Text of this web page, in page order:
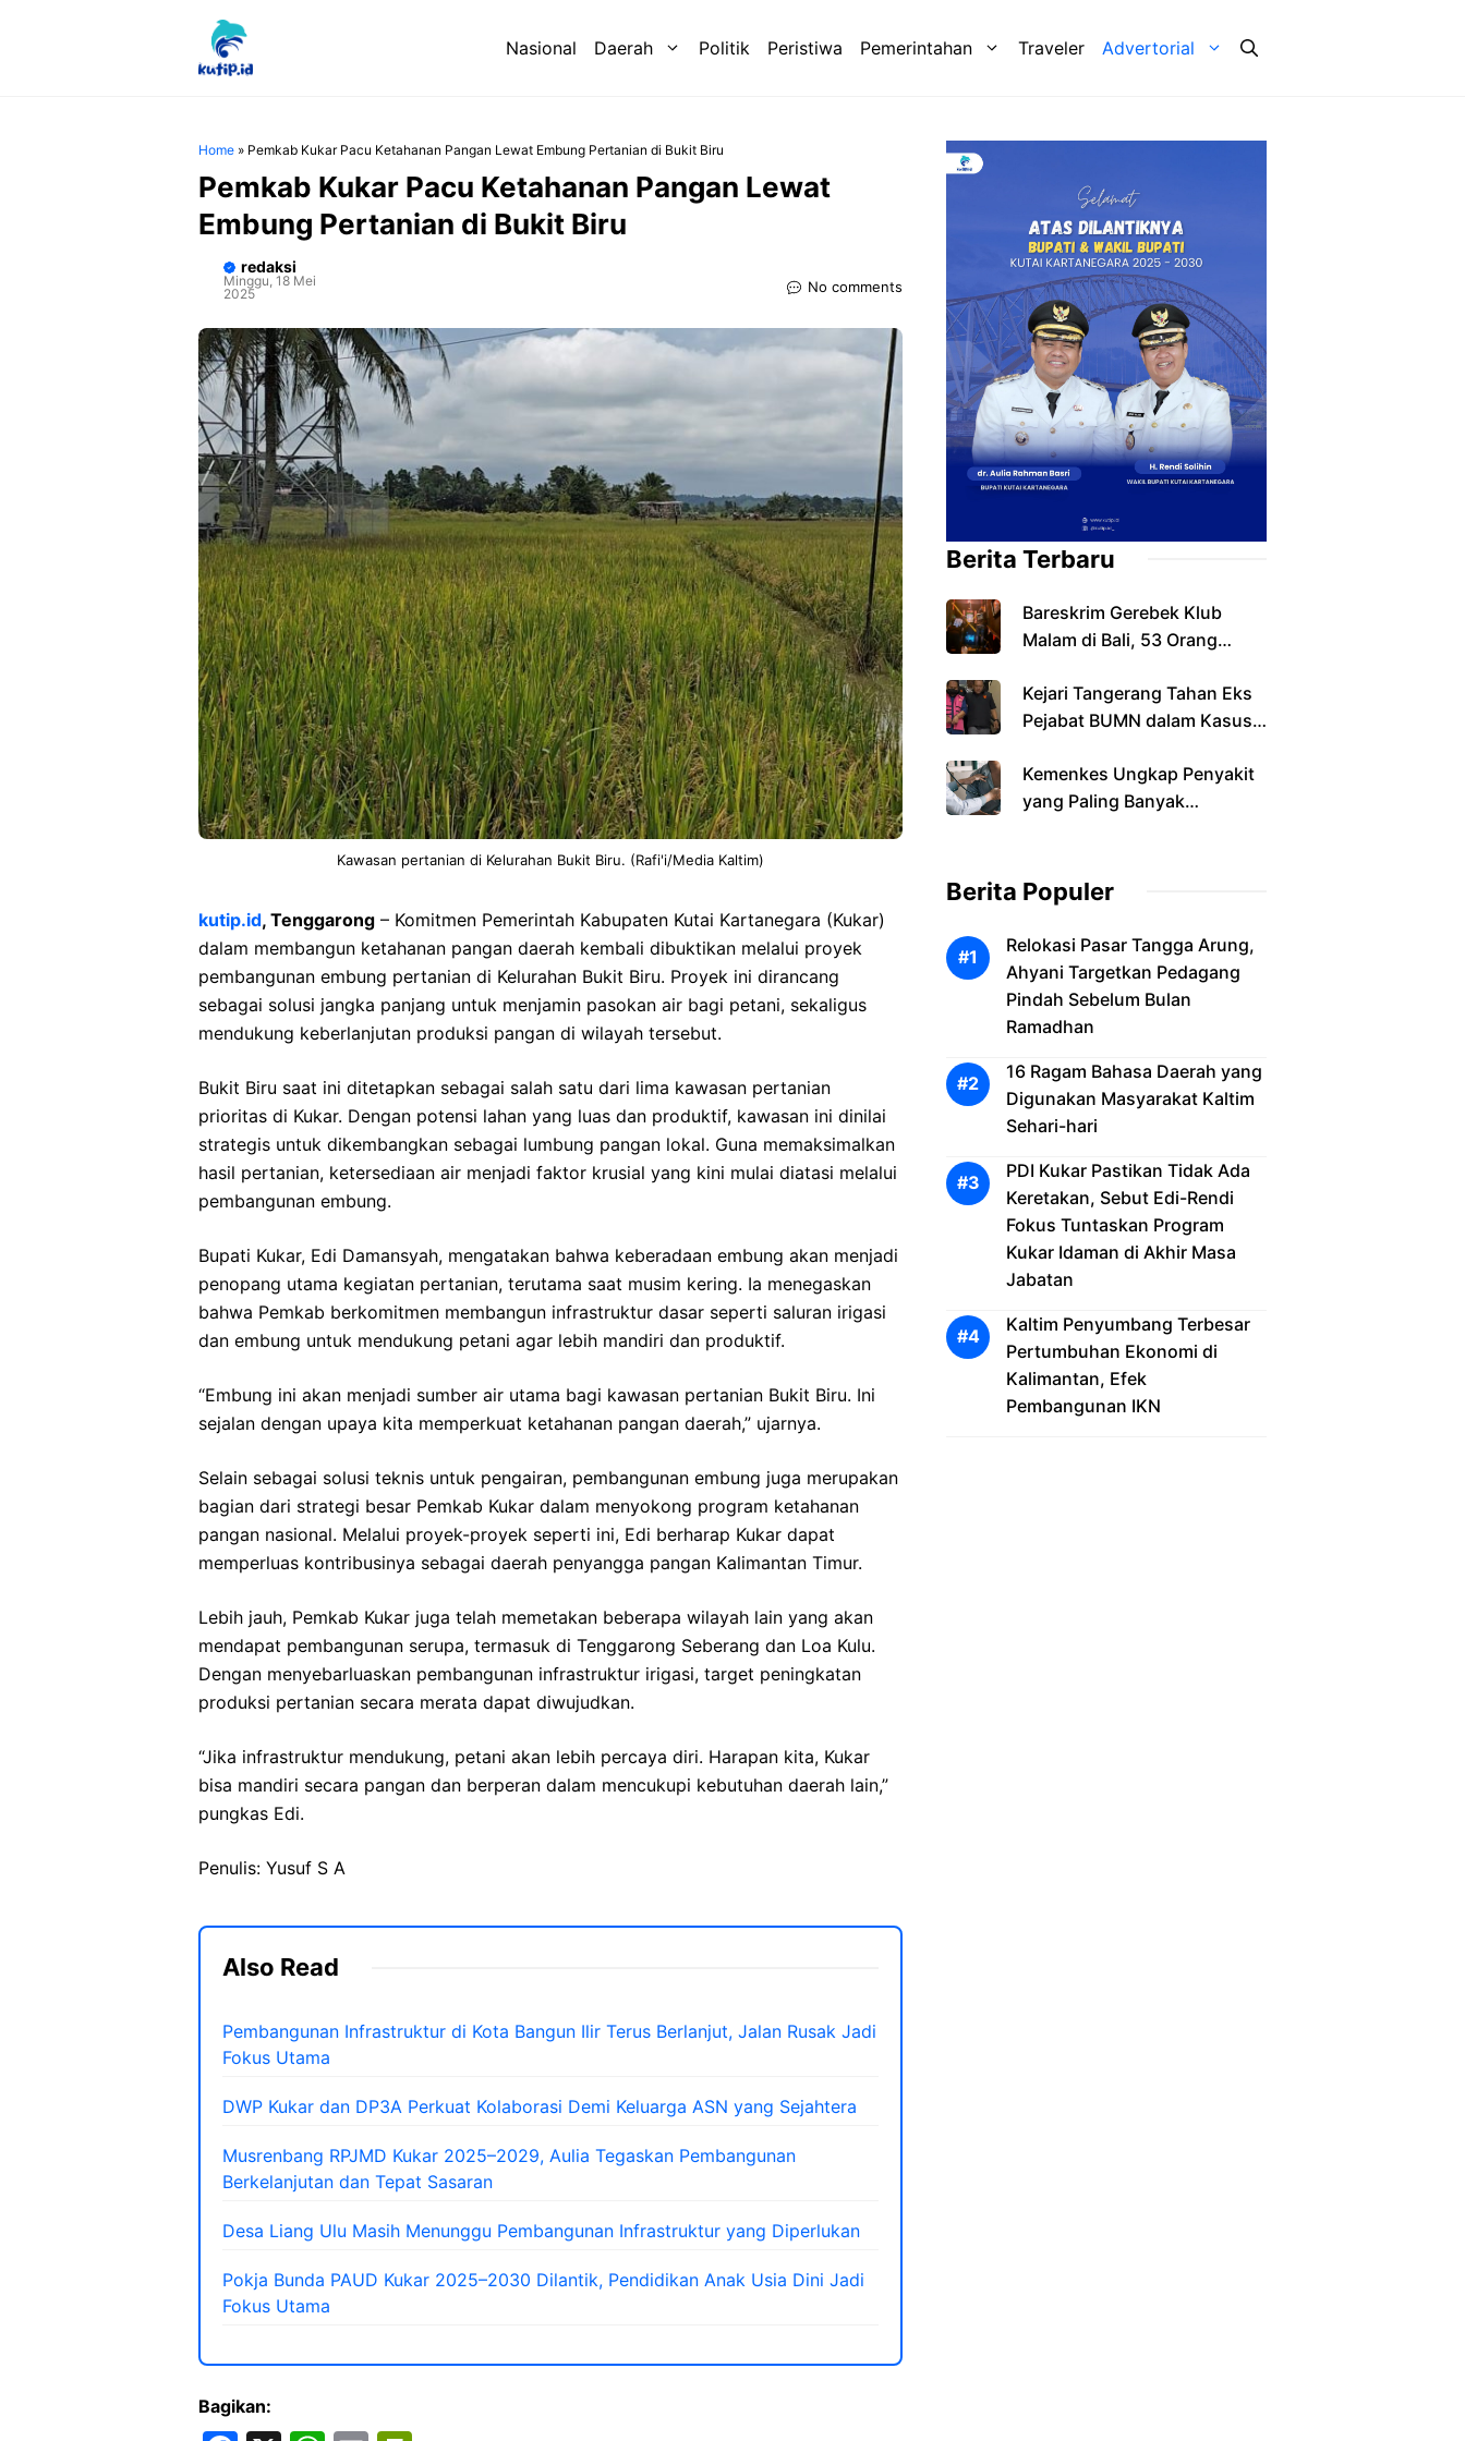
Nasional Daerah Politik Peristiwa Pemerintahan Traveler Advertorial
Home » Pemkab Kukar Pacu Ketahanan Pangan Lewat Embung Pertanian di Bukit Biru
Pemkab Kukar Pacu Ketahanan Pangan Lewat
Embung Pertanian di Bukit Biru
redaksi
Minggu, 18 Mei
2025
No comments
Kawasan pertanian di Kelurahan Bukit Biru. (Rafi'i/Media Kaltim)
kutip.id, Tenggarong – Komitmen Pemerintah Kabupaten Kutai Kartanegara (Kukar)
dalam membangun ketahanan pangan daerah kembali dibuktikan melalui proyek
pembangunan embung pertanian di Kelurahan Bukit Biru. Proyek ini dirancang
sebagai solusi jangka panjang untuk menjamin pasokan air bagi petani, sekaligus
mendukung keberlanjutan produksi pangan di wilayah tersebut.
Bukit Biru saat ini ditetapkan sebagai salah satu dari lima kawasan pertanian
prioritas di Kukar. Dengan potensi lahan yang luas dan produktif, kawasan ini dinilai
strategis untuk dikembangkan sebagai lumbung pangan lokal. Guna memaksimalkan
hasil pertanian, ketersediaan air menjadi faktor krusial yang kini mulai diatasi melalui
pembangunan embung.
Bupati Kukar, Edi Damansyah, mengatakan bahwa keberadaan embung akan menjadi
penopang utama kegiatan pertanian, terutama saat musim kering. Ia menegaskan
bahwa Pemkab berkomitmen membangun infrastruktur dasar seperti saluran irigasi
dan embung untuk mendukung petani agar lebih mandiri dan produktif.
“Embung ini akan menjadi sumber air utama bagi kawasan pertanian Bukit Biru. Ini
sejalan dengan upaya kita memperkuat ketahanan pangan daerah,” ujarnya.
Selain sebagai solusi teknis untuk pengairan, pembangunan embung juga merupakan
bagian dari strategi besar Pemkab Kukar dalam menyokong program ketahanan
pangan nasional. Melalui proyek-proyek seperti ini, Edi berharap Kukar dapat
memperluas kontribusinya sebagai daerah penyangga pangan Kalimantan Timur.
Lebih jauh, Pemkab Kukar juga telah memetakan beberapa wilayah lain yang akan
mendapat pembangunan serupa, termasuk di Tenggarong Seberang dan Loa Kulu.
Dengan menyebarluaskan pembangunan infrastruktur irigasi, target peningkatan
produksi pertanian secara merata dapat diwujudkan.
“Jika infrastruktur mendukung, petani akan lebih percaya diri. Harapan kita, Kukar
bisa mandiri secara pangan dan berperan dalam mencukupi kebutuhan daerah lain,”
pungkas Edi.
Penulis: Yusuf S A
Also Read
Pembangunan Infrastruktur di Kota Bangun Ilir Terus Berlanjut, Jalan Rusak Jadi
Fokus Utama
DWP Kukar dan DP3A Perkuat Kolaborasi Demi Keluarga ASN yang Sejahtera
Musrenbang RPJMD Kukar 2025–2029, Aulia Tegaskan Pembangunan
Berkelanjutan dan Tepat Sasaran
Desa Liang Ulu Masih Menunggu Pembangunan Infrastruktur yang Diperlukan
Pokja Bunda PAUD Kukar 2025–2030 Dilantik, Pendidikan Anak Usia Dini Jadi
Fokus Utama
Bagikan:
Berita Terbaru
Bareskrim Gerebek Klub
Malam di Bali, 53 Orang
Narkoba
Kejari Tangerang Tahan Eks
Pejabat BUMN dalam Kasus
Pesawat
Kemenkes Ungkap Penyakit
yang Paling Banyak
Berita Populer
Relokasi Pasar Tangga Arung,
Ahyani Targetkan Pedagang
Pindah Sebelum Bulan
Ramadhan
16 Ragam Bahasa Daerah yang
Digunakan Masyarakat Kaltim
Sehari-hari
PDI Kukar Pastikan Tidak Ada
Keretakan, Sebut Edi-Rendi
Fokus Tuntaskan Program
Kukar Idaman di Akhir Masa
Jabatan
Kaltim Penyumbang Terbesar
Pertumbuhan Ekonomi di
Kalimantan, Efek
Pembangunan IKN